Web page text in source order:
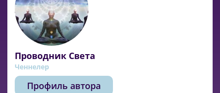
Проводник Света
Ченнелер
Профиль автора